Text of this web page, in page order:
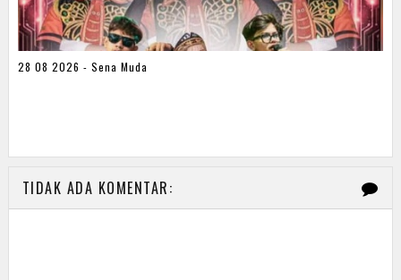
28 08 2026 - Sena Muda
TIDAK ADA KOMENTAR: